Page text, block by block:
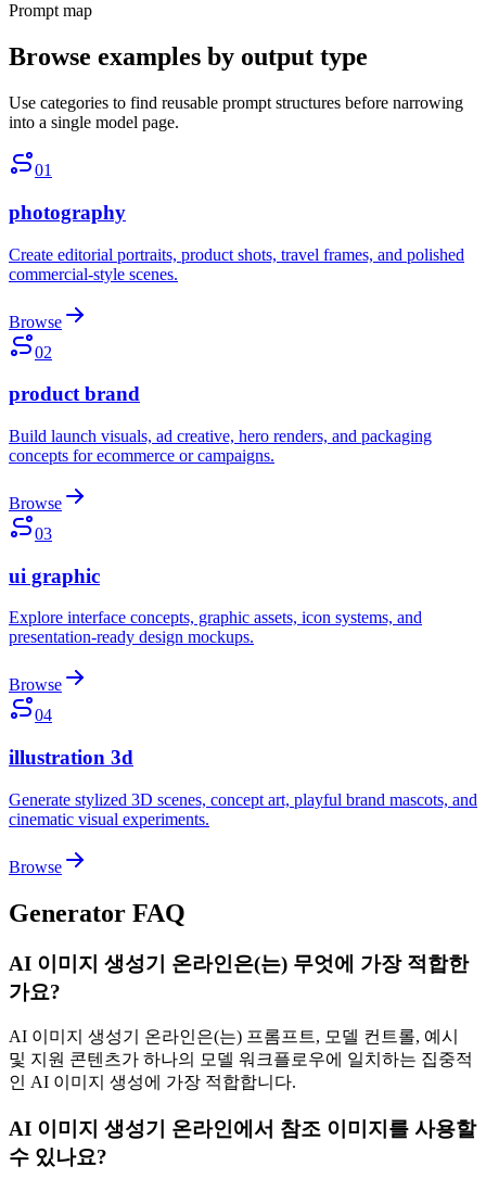
Prompt map
Browse examples by output type
Use categories to find reusable prompt structures before narrowing
into a single model page.
01
photography
Create editorial portraits, product shots, travel frames, and polished
commercial-style scenes.
Browse
02
product brand
Build launch visuals, ad creative, hero renders, and packaging
concepts for ecommerce or campaigns.
Browse
03
ui graphic
Explore interface concepts, graphic assets, icon systems, and
presentation-ready design mockups.
Browse
04
illustration 3d
Generate stylized 3D scenes, concept art, playful brand mascots, and
cinematic visual experiments.
Browse
Generator FAQ
AI 이미지 생성기 온라인은(는) 무엇에 가장 적합한
가요?
AI 이미지 생성기 온라인은(는) 프롬프트, 모델 컨트롤, 예시
및 지원 콘텐츠가 하나의 모델 워크플로우에 일치하는 집중적
인 AI 이미지 생성에 가장 적합합니다.
AI 이미지 생성기 온라인에서 참조 이미지를 사용할
수 있나요?